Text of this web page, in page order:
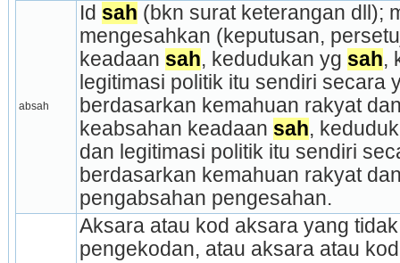
absah
Id sah (bkn surat keterangan dll);
mengesahkan (keputusan,
keadaan sah, kedudukan yg sah,
legitimasi politik itu sendiri secara
berdasarkan kemahuan rakyat
keabsahan keadaan sah,
dan legitimasi politik itu sendiri
berdasarkan kemahuan rakyat
pengabsahan pengesahan.
Aksara atau kod aksara yang
pengekodan, atau aksara atau